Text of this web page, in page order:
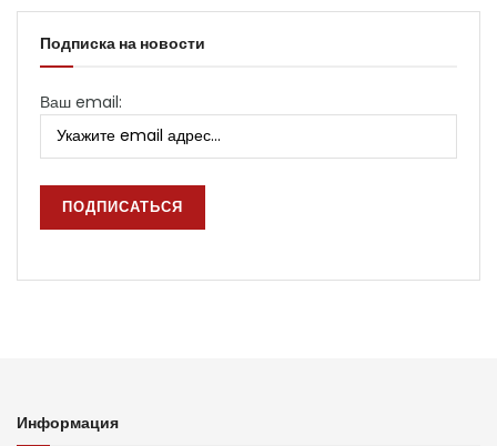
Подписка на новости
Ваш email:
Информация